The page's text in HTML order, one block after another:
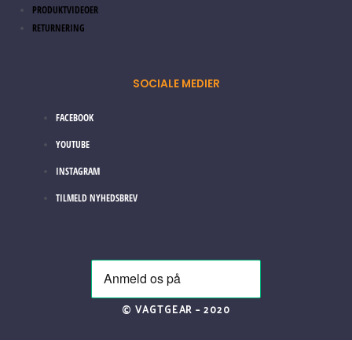
PRODUKTVIDEOER
RETURNERING
SOCIALE MEDIER
FACEBOOK
YOUTUBE
INSTAGRAM
TILMELD NYHEDSBREV
© VAGTGEAR – 2020